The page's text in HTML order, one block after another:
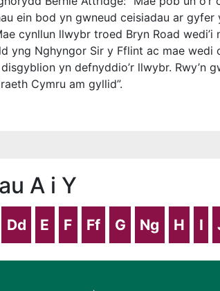
ein bod yn gwneud ceisiadau ar
cynllun llwybr troed Bryn Road
yng Nghyngor Sir y Fflint ac mae wedi
yn defnyddio’r llwybr. Rwy’n
Cymru am gyllid”.
A i Y
Dd E F Ff G Ng H I